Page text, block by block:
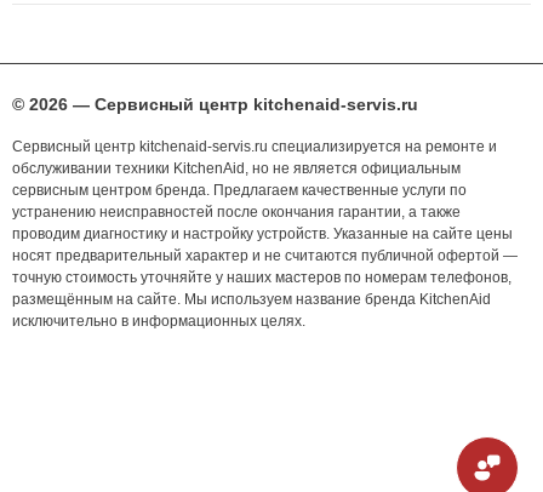
© 2026 — Сервисный центр kitchenaid-servis.ru
Сервисный центр kitchenaid-servis.ru специализируется на ремонте и
обслуживании техники KitchenAid, но не является официальным
сервисным центром бренда. Предлагаем качественные услуги по
устранению неисправностей после окончания гарантии, а также
проводим диагностику и настройку устройств. Указанные на сайте цены
носят предварительный характер и не считаются публичной офертой —
точную стоимость уточняйте у наших мастеров по номерам телефонов,
размещённым на сайте. Мы используем название бренда KitchenAid
исключительно в информационных целях.